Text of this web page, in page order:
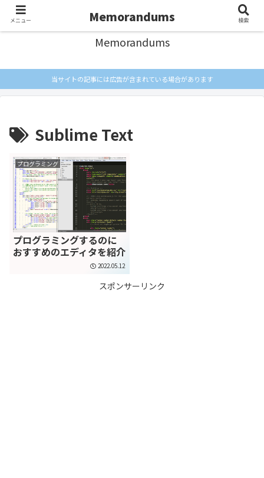
忘れないようにメモしとく
Memorandums
当サイトの記事には広告が含まれている場合があります
Sublime Text
プログラミング
プログラミングするのに
おすすめのエディタを紹介
2022.05.12
スポンサーリンク
メニュー Memorandums 検索